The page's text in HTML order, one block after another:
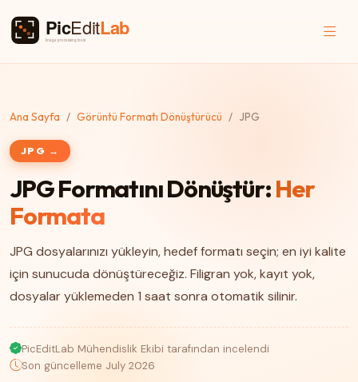
Ana Sayfa Görüntü Formatı Dönüştürücü JPG
JPG →
JPG Formatını Dönüştür:Her
Formata
JPG dosyalarınızı yükleyin, hedef formatı seçin; en iyi kalite
için sunucuda dönüştüreceğiz. Filigran yok, kayıt yok,
dosyalar yüklemeden 1 saat sonra otomatik silinir.
PicEditLab Mühendislik Ekibi tarafından incelendi
Son güncelleme July 2026